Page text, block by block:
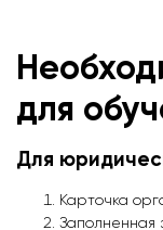
для
Для
Карточка
Заполненная